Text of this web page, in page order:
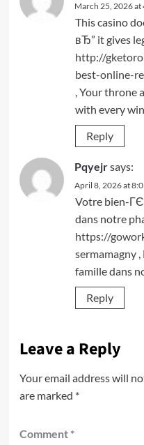
March 25, 2026 at
This casino
вЂ” it gives
http://
best-online-
, Your throne
with every
Reply
Pqyejrsays:
April 8, 2026 at
Votre bien-
dans notre
https://
sermamagny,
famille dans
Reply
Leave a Reply
Your email address will
are marked *
Comment *